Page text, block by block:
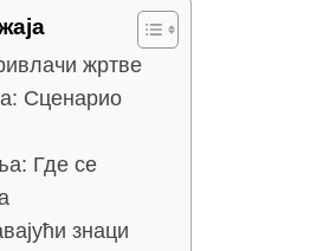
жртве
Сценарио
Где се
знаци